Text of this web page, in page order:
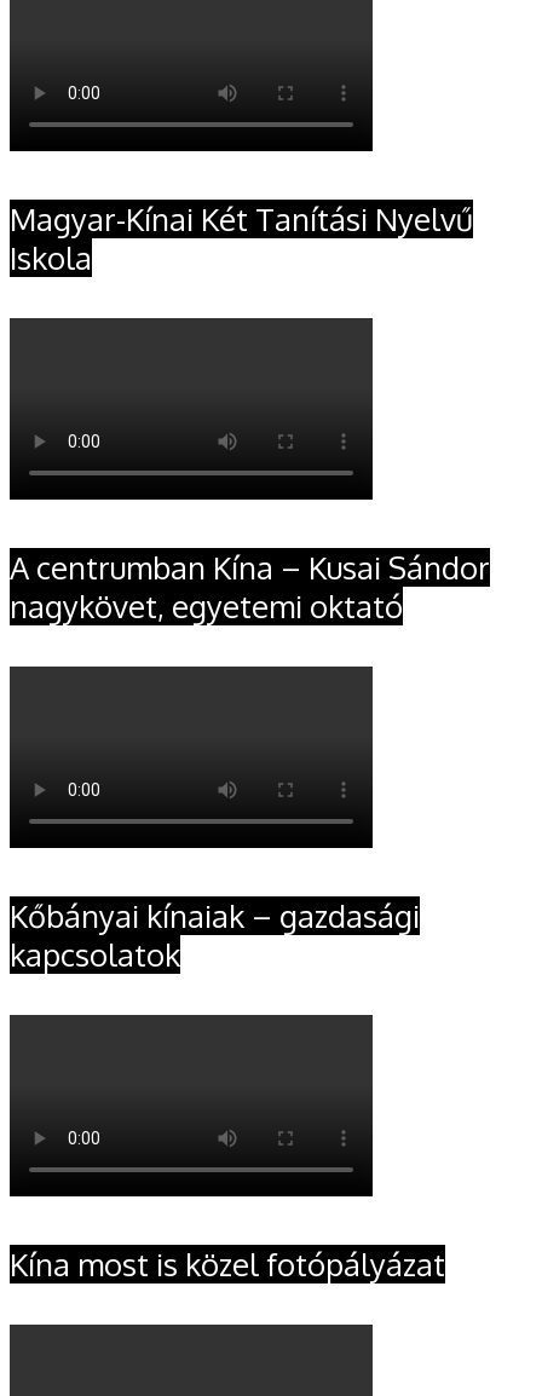
Magyar-Kínai Két Tanítási Nyelvű
Iskola
A centrumban Kína – Kusai Sándor
nagykövet, egyetemi oktató
Kőbányai kínaiak – gazdasági
kapcsolatok
Kína most is közel fotópályázat